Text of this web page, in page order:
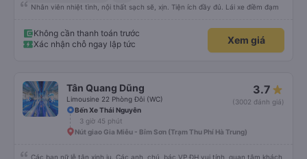
Nhân viên nhiệt tình, nội thất sạch sẽ, xịn. Tiện ích đầy đủ. Lái xe điềm đạm
Không cần thanh toán trước
Xác nhận chỗ ngay lập tức
Xem giá
Tân Quang Dũng
Limousine 22 Phòng Đôi (WC)
3.7
(3002 đánh giá)
Bến Xe Thái Nguyên
3 giờ 45 phút
Nút giao Gia Miễu - Bỉm Sơn (Trạm Thu Phí Hà Trung)
Các bạn nữ lễ tân xinh iu. Các anh, chú, bác VP ĐH vui tính, quan tâm khách,